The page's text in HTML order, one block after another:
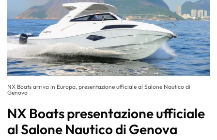
NX Boats arriva in Europa, presentazione ufficiale al Salone Nautico di
Genova
NX Boats presentazione ufficiale
al Salone Nautico di Genova